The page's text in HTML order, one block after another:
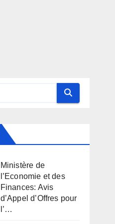
Ministère de
l’Economie et des
Finances: Avis
d’Appel d’Offres pour
l’…